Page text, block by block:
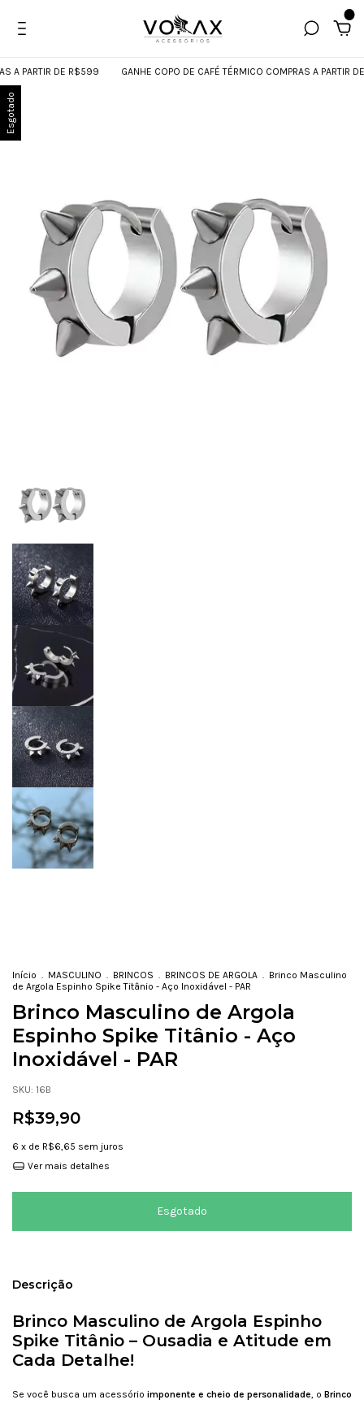
PARTIR DE R$599 GANHE COPO DE CAFÉ TÉRMICO COMPRAS A PARTIR DE
Esgotado
Início . MASCULINO . BRINCOS . BRINCOS DE ARGOLA . Brinco Masculino
de Argola Espinho Spike Titânio - Aço Inoxidável - PAR
Brinco Masculino de Argola
Espinho Spike Titânio - Aço
Inoxidável - PAR
SKU: 16B
R$39,90
6 x de R$6,65 sem juros
Ver mais detalhes
Descrição
Brinco Masculino de Argola Espinho
Spike Titânio – Ousadia e Atitude em
Cada Detalhe!
Se você busca um acessório imponente e cheio de personalidade, o Brinco